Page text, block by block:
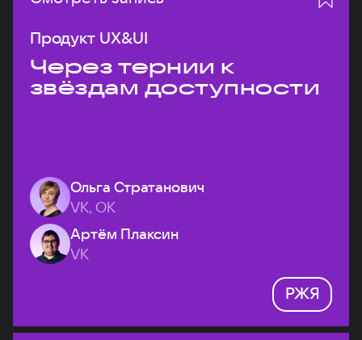
Продукт UX&UI
Через тернии к
звёздам доступности
Ольга Стратанович
VK, ОК
Артём Плаксин
VK
РЖЯ